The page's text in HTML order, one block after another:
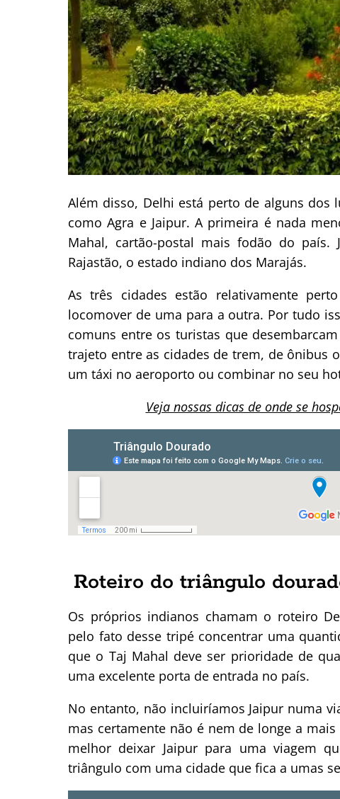
Além disso, Delhi está perto de alguns dos
como Agra e Jaipur. A primeira é nada
Mahal, cartão-postal mais fodão do
Rajastão, o estado indiano dos Marajás.
As três cidades estão relativamente
locomover de uma para a outra. Por tudo
comuns entre os turistas que
trajeto entre as cidades de trem, de ônibus
um táxi no aeroporto ou combinar no seu
Veja nossas dicas de onde se
Roteiro do triângulo
Os próprios indianos chamam o roteiro
pelo fato desse tripé concentrar uma
que o Taj Mahal deve ser prioridade de
uma excelente porta de entrada no país.
No entanto, não incluiríamos Jaipur numa
mas certamente não é nem de longe a
melhor deixar Jaipur para uma viagem
triângulo com uma cidade que fica a umas